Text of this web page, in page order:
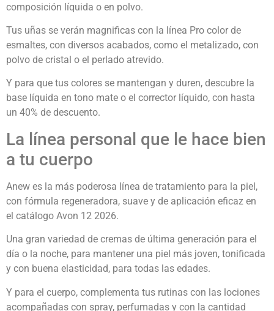
composición líquida o en polvo.
Tus uñas se verán magnificas con la línea Pro color de
esmaltes, con diversos acabados, como el metalizado, con
polvo de cristal o el perlado atrevido.
Y para que tus colores se mantengan y duren, descubre la
base líquida en tono mate o el corrector líquido, con hasta
un 40% de descuento.
La línea personal que le hace bien
a tu cuerpo
Anew es la más poderosa línea de tratamiento para la piel,
con fórmula regeneradora, suave y de aplicación eficaz en
el catálogo Avon 12 2026.
Una gran variedad de cremas de última generación para el
día o la noche, para mantener una piel más joven, tonificada
y con buena elasticidad, para todas las edades.
Y para el cuerpo, complementa tus rutinas con las lociones
acompañadas con spray, perfumadas y con la cantidad